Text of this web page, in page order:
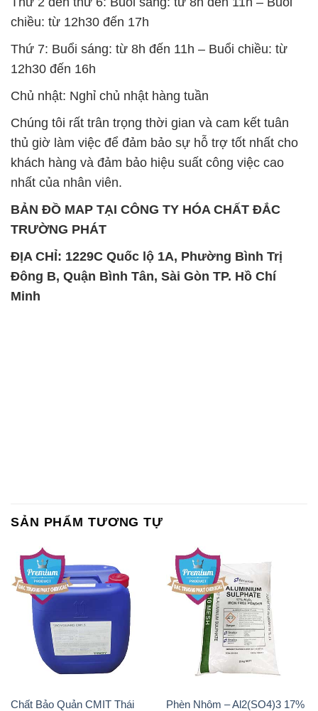
Chủ nhật: Nghỉ chủ nhật hàng tuần
thủ giờ làm việc để đảm bảo sự hỗ trợ tốt nhất cho
khách hàng và đảm bảo hiệu suất công việc cao
nhất của nhân viên.
BẢN ĐỒ MAP TẠI CÔNG TY HÓA CHẤT ĐẮC
TRƯỜNG PHÁT
ĐỊA CHỈ: 1229C Quốc lộ 1A, Phường Bình Trị
Đông B, Quận Bình Tân, Sài Gòn TP. Hồ Chí
Minh
Chất Bảo Quản CMIT Thái
Lan Thailand
Phèn Nhôm – Al2(SO4)3 17%
Ấn Độ India